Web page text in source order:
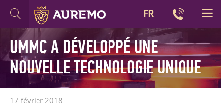
UMMC A DÉVELOPPÉ UNE
NOUVELLE TECHNOLOGIE UNIQUE
17 février 2018
FR